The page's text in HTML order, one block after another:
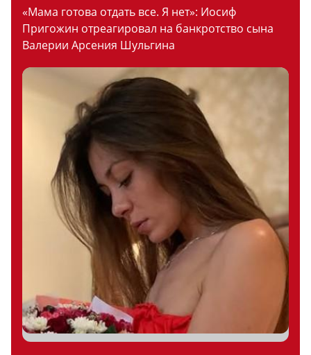
«Мама готова отдать все. Я нет»: Иосиф
Пригожин отреагировал на банкротство сына
Валерии Арсения Шульгина